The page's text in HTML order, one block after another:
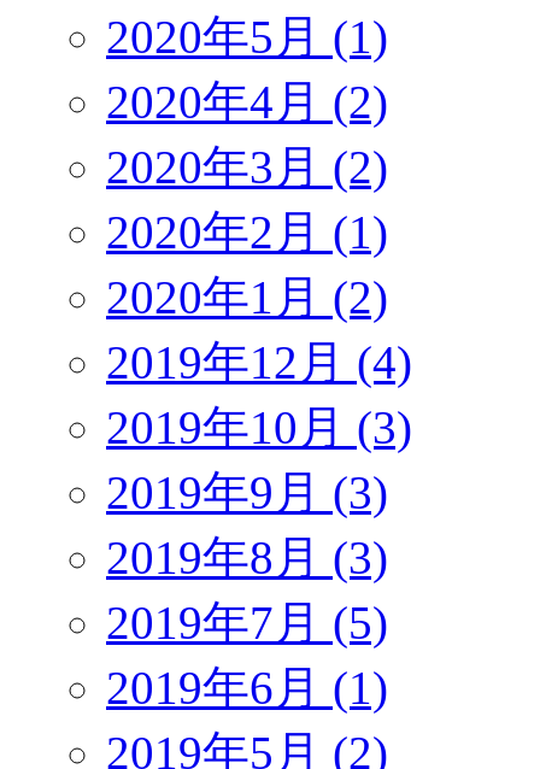
2020年5月 (1)
2020年4月 (2)
2020年3月 (2)
2020年2月 (1)
2020年1月 (2)
2019年12月 (4)
2019年10月 (3)
2019年9月 (3)
2019年8月 (3)
2019年7月 (5)
2019年6月 (1)
2019年5月 (2)